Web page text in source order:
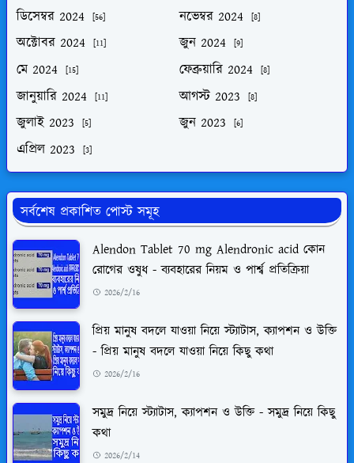
ডিসেম্বর 2024 [56] নভেম্বর 2024 [8]
অক্টোবর 2024 [11] জুন 2024 [9]
মে 2024 [15] ফেব্রুয়ারি 2024 [8]
জানুয়ারি 2024 [11] আগস্ট 2023 [8]
জুলাই 2023 [5] জুন 2023 [6]
এপ্রিল 2023 [3]
সর্বশেষ প্রকাশিত পোস্ট সমূহ
Alendon Tablet 70 mg Alendronic acid কোন
রোগের ওষুধ - ব্যবহারের নিয়ম ও পার্শ্ব প্রতিক্রিয়া
2026/2/16
প্রিয় মানুষ বদলে যাওয়া নিয়ে স্ট্যাটাস, ক্যাপশন ও উক্তি
- প্রিয় মানুষ বদলে যাওয়া নিয়ে কিছু কথা
2026/2/16
সমুদ্র নিয়ে স্ট্যাটাস, ক্যাপশন ও উক্তি - সমুদ্র নিয়ে কিছু
কথা
2026/2/14